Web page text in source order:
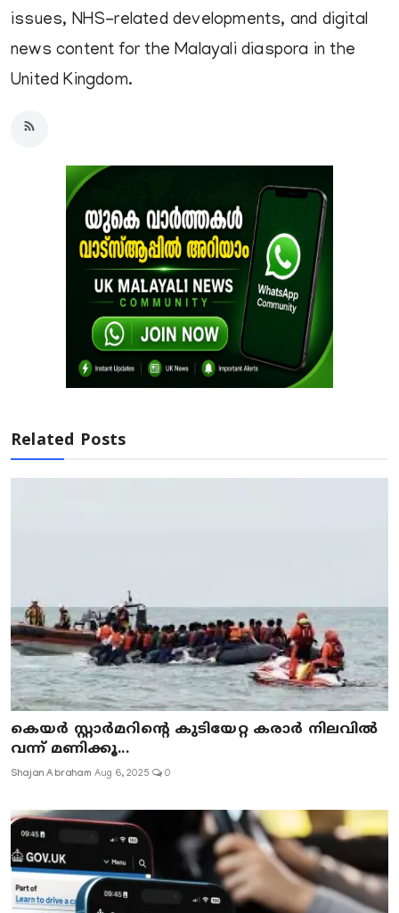
issues, NHS-related developments, and digital
news content for the Malayali diaspora in the
United Kingdom.
Related Posts
കെയർ സ്റ്റാർമറിന്റെ കുടിയേറ്റ കരാർ നിലവിൽ
വന്ന് മണിക്കൂ...
Shajan Abraham Aug 6, 2025 0